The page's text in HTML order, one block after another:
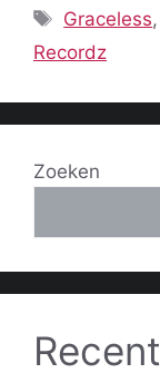
Tags
Graceless,
Recordz
Zoeken